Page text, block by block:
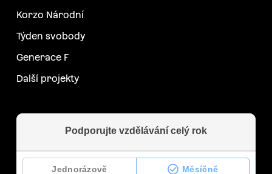
Korzo Národní
Týden svobody
Generace F
Další projekty